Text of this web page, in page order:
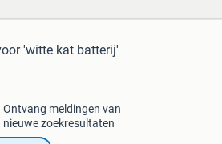
'witte kat batterij'
Ontvang meldingen van
nieuwe zoekresultaten